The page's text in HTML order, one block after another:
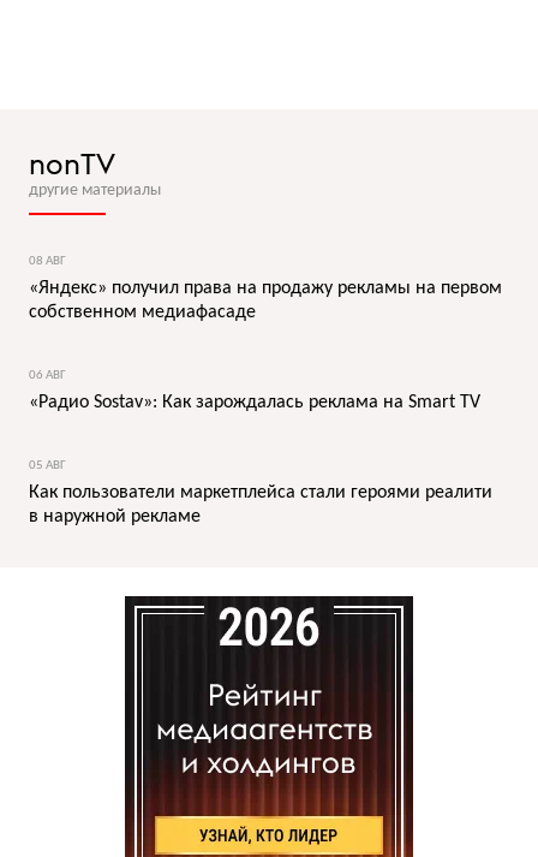
nonTV
другие материалы
08 АВГ
«Яндекс» получил права на продажу рекламы на первом
собственном медиафасаде
06 АВГ
«Радио Sostav»: Как зарождалась реклама на Smart TV
05 АВГ
Как пользователи маркетплейса стали героями реалити
в наружной рекламе